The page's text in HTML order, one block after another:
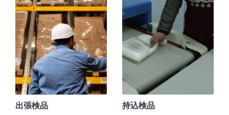
出張検品 持込検品